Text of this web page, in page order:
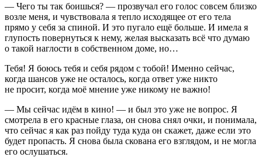
— Чего ты так боишься? — прозвучал его голос совсем близко
возле меня, и чувствовала я тепло исходящее от его тела
прямо у себя за спиной. И это пугало ещё больше. И имела я
глупость повернуться к нему, желая высказать всё что думаю
о такой наглости в собственном доме, но…
Тебя! Я боюсь тебя и себя рядом с тобой! Именно сейчас,
когда шансов уже не осталось, когда ответ уже никто
не просит, когда моё мнение уже никому не важно!
— Мы сейчас идём в кино! — и был это уже не вопрос. Я
смотрела в его красные глаза, он снова снял очки, и понимала,
что сейчас я как раз пойду туда куда он скажет, даже если это
будет пропасть. Я снова была скована его взглядом, и не могла
его ослушаться.